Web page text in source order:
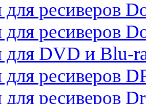
ресиверов
ресиверов
для DVD и Blu-
ресиверов
ресиверов